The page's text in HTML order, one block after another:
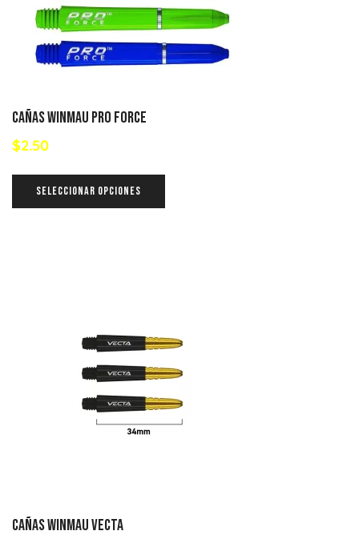
Cañas Winmau Pro Force
$2.50
SELECCIONAR OPCIONES
Cañas Winmau Vecta